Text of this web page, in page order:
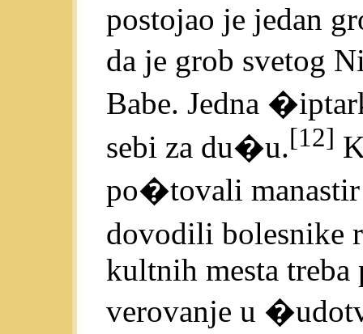
postojao je jedan
da je grob svetog
Babe. Jedna
sebi za du�u.[12]
po�tovali manastir
dovodili bolesnike
kultnih mesta
verovanje u